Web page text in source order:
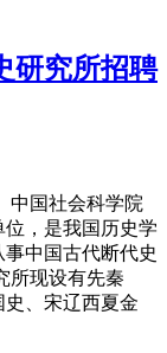
研究所招聘
国社会科学院
，是我国历史学
中国古代断代史
现设有先秦
、宋辽西夏金